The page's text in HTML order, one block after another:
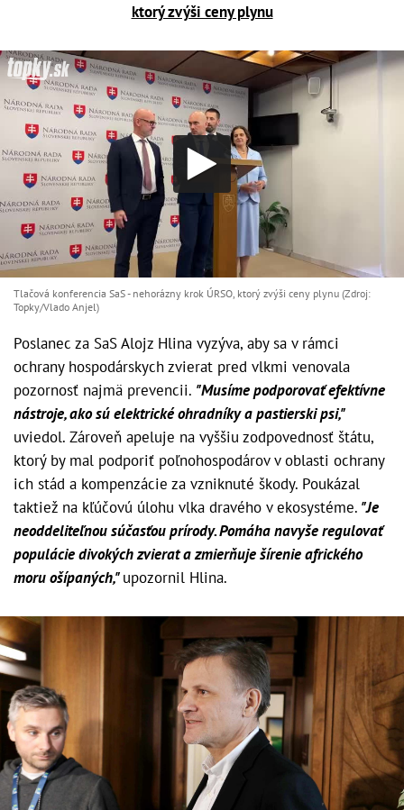
ktorý zvýši ceny plynu
Tlačová konferencia SaS - nehorázny krok ÚRSO, ktorý zvýši ceny plynu (Zdroj:
Topky/Vlado Anjel)
Poslanec za SaS Alojz Hlina vyzýva, aby sa v rámci
ochrany hospodárskych zvierat pred vlkmi venovala
pozornosť najmä prevencii. "Musíme podporovať efektívne
nástroje, ako sú elektrické ohradníky a pastierski psi,"
uviedol. Zároveň apeluje na vyššiu zodpovednosť štátu,
ktorý by mal podporiť poľnohospodárov v oblasti ochrany
ich stád a kompenzácie za vzniknuté škody. Poukázal
taktiež na kľúčovú úlohu vlka dravého v ekosystéme. "Je
neoddeliteľnou súčasťou prírody. Pomáha navyše regulovať
populácie divokých zvierat a zmierňuje šírenie afrického
moru ošípaných,"upozornil Hlina.